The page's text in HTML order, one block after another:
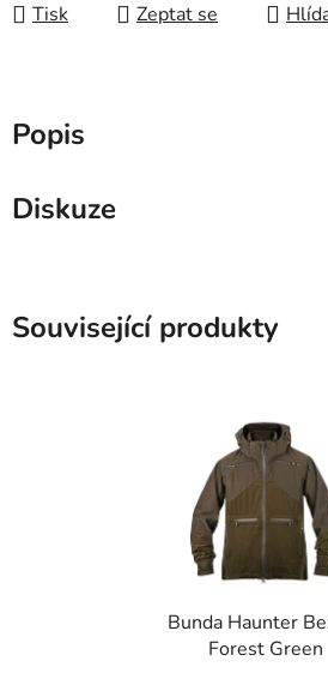
Tisk Zeptat se
Popis
Diskuze
Související produkty
Bunda Haunter
Forest Green